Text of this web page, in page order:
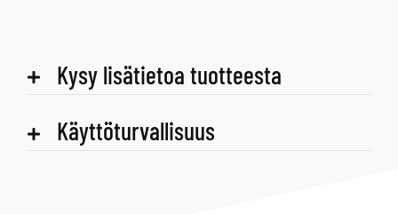
Kysy lisätietoa tuotteesta
Käyttöturvallisuus